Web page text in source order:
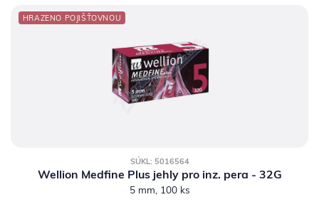
HRAZENO POJIŠŤOVNOU
SÚKL: 5016564
Wellion Medfine Plus jehly pro inz. pera - 32G
5 mm, 100 ks